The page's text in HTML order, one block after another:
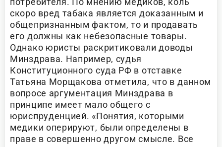
скоро вред табака является доказанным и
общепризнанным фактом, то и продавать
его должны как небезопасные товары.
Однако юристы раскритиковали доводы
Минздрава. Например, судья
Конституционного суда РФ в отставке
Татьяна Морщакова отметила, что в данном
вопросе аргументация Минздрава в
принципе имеет мало общего с
юриспруденцией. «Понятия, которыми
медики оперируют, были определены в
праве в совершенно другом смысле. Все